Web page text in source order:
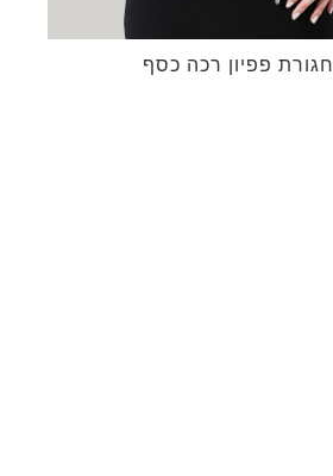
חגורת פפיון רכה כסף